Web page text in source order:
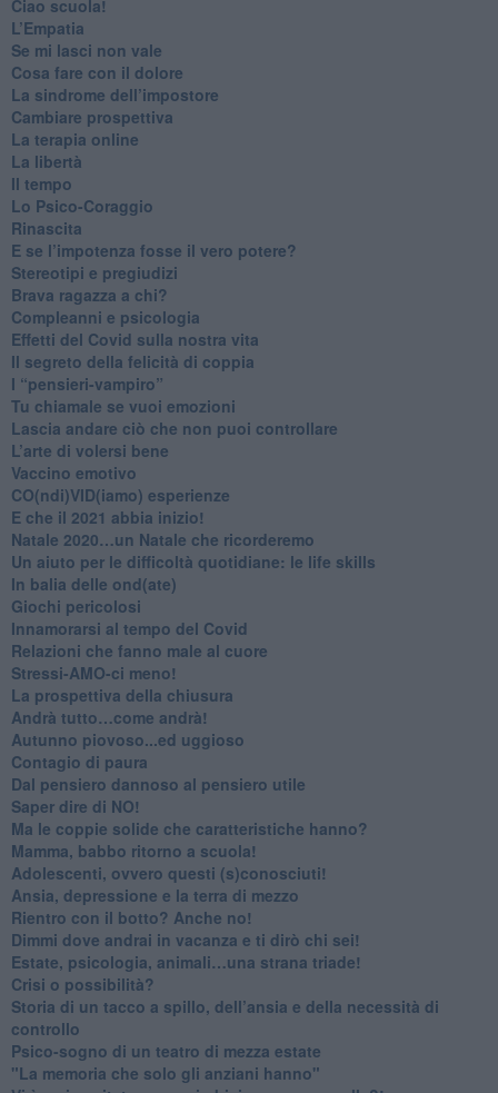
​Ciao scuola!
​L’Empatia
​Se mi lasci non vale
Cosa fare con il dolore
​La sindrome dell’impostore
​Cambiare prospettiva
La terapia online
La libertà
​Il tempo
​Lo Psico-Coraggio
Rinascita
​E se l’impotenza fosse il vero potere?
Stereotipi e pregiudizi
​Brava ragazza a chi?
​Compleanni e psicologia
Effetti del Covid sulla nostra vita
Il segreto della felicità di coppia
​I “pensieri-vampiro”
​Tu chiamale se vuoi emozioni
​Lascia andare ciò che non puoi controllare
L’arte di volersi bene
​Vaccino emotivo
CO(ndi)VID(iamo) esperienze
​E che il 2021 abbia inizio!
​Natale 2020…un Natale che ricorderemo
Un aiuto per le difficoltà quotidiane: le life skills
​In balia delle ond(ate)
Giochi pericolosi
Innamorarsi al tempo del Covid
​Relazioni che fanno male al cuore
​Stressi-AMO-ci meno!
​La prospettiva della chiusura
​Andrà tutto…come andrà!
Autunno piovoso...ed uggioso
​Contagio di paura
​Dal pensiero dannoso al pensiero utile
​Saper dire di NO!
​Ma le coppie solide che caratteristiche hanno?
​Mamma, babbo ritorno a scuola!
Adolescenti, ovvero questi (s)conosciuti!
Ansia, depressione e la terra di mezzo
​Rientro con il botto? Anche no!
Dimmi dove andrai in vacanza e ti dirò chi sei!
​Estate, psicologia, animali…una strana triade!
​Crisi o possibilità?
​Storia di un tacco a spillo, dell’ansia e della necessità di
controllo
​Psico-sogno di un teatro di mezza estate
"La memoria che solo gli anziani hanno"